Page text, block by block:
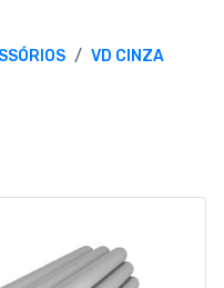
VD CINZA